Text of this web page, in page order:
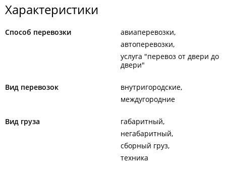
Характеристики
Способ перевозки
авиаперевозки
автоперевозки
услуга "перевоз от двери до
двери"
Вид перевозок
внутригородские
междугородние
Вид груза
габаритный
негабаритный
сборный груз
техника